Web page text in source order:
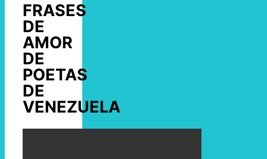
FRASES
DE
AMOR
DE
POETAS
DE
VENEZUELA